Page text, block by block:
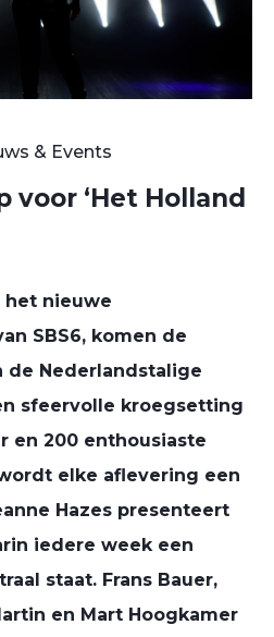
& Events
voor ‘Het Holland
het nieuwe
SBS6, komen de
de Nederlandstalige
sfeervolle kroegsetting
en 200 enthousiaste
elke aflevering een
Hazes presenteert
iedere week een
staat. Frans Bauer,
en Mart Hoogkamer